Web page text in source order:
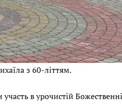
з 60-літтям.
в урочистій